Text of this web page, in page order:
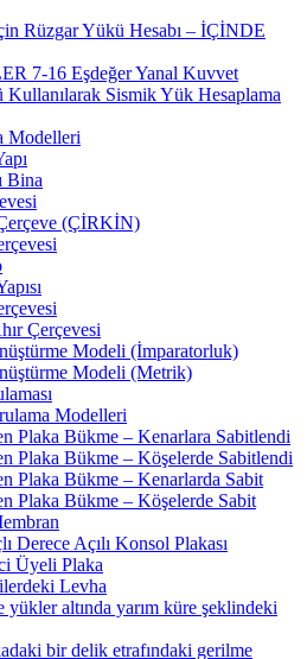
Rüzgar Yükü Hesabı – İÇİNDE
7-16 Eşdeğer Yanal Kuvvet
Kullanılarak Sismik Yük Hesaplama
Modelleri
Bina
(ÇİRKİN)
Çerçevesi
Modeli (İmparatorluk)
Modeli (Metrik)
Modelleri
Plaka Bükme – Kenarlara Sabitlendi
Plaka Bükme – Köşelerde Sabitlendi
Plaka Bükme – Kenarlarda Sabit
Plaka Bükme – Köşelerde Sabit
Derece Açılı Konsol Plakası
Üyeli Plaka
Levha
yükler altında yarım küre şeklindeki
bir delik etrafındaki gerilme